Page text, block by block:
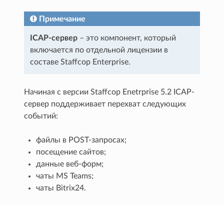
Примечание
ICAP-сервер – это компонент, который
включается по отдельной лицензии в
составе Staffcop Enterprise.
Начиная с версии Staffcop Enetrprise 5.2 ICAP-
сервер поддерживает перехват следующих
событий:
файлы в POST-запросах;
посещение сайтов;
данные веб-форм;
чаты MS Teams;
чаты Bitrix24.